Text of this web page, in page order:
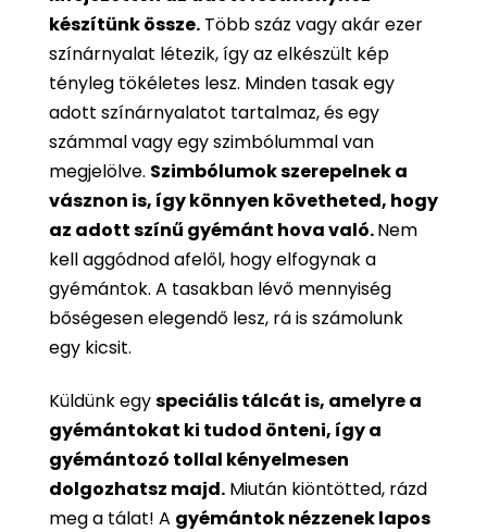
készítünk össze. Több száz vagy akár ezer
színárnyalat létezik, így az elkészült kép
tényleg tökéletes lesz. Minden tasak egy
adott színárnyalatot tartalmaz, és egy
számmal vagy egy szimbólummal van
megjelölve. Szimbólumok szerepelnek a
vásznon is, így könnyen követheted, hogy
az adott színű gyémánt hova való.Nem
kell aggódnod afelől, hogy elfogynak a
gyémántok. A tasakban lévő mennyiség
bőségesen elegendő lesz, rá is számolunk
egy kicsit.
Küldünk egyspeciális tálcát is, amelyre a
gyémántokat ki tudod önteni, így a
gyémántozó tollal kényelmesen
dolgozhatsz majd. Miután kiöntötted, rázd
meg a tálat! A gyémántok nézzenek lapos